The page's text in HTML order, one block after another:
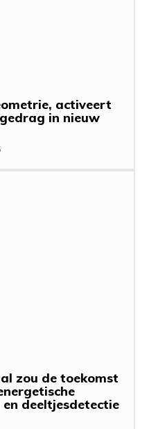
activeert
in nieuw
zou de toekomst
deeltjesdetectie